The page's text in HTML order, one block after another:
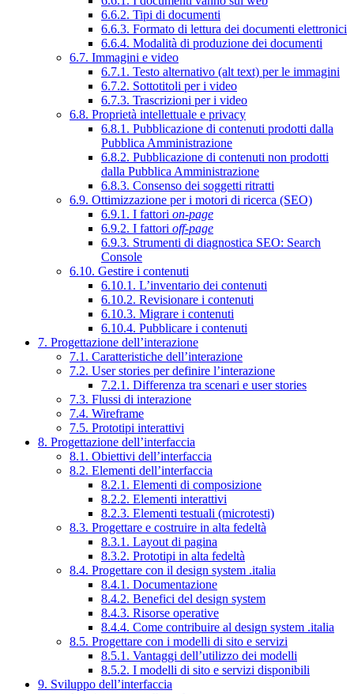
6.6.2. Tipi di documenti
6.6.3. Formato di lettura dei documenti elettronici
6.6.4. Modalità di produzione dei documenti
6.7. Immagini e video
6.7.1. Testo alternativo (alt text) per le immagini
6.7.2. Sottotitoli per i video
6.7.3. Trascrizioni per i video
6.8. Proprietà intellettuale e privacy
6.8.1. Pubblicazione di contenuti prodotti dalla
Pubblica Amministrazione
6.8.2. Pubblicazione di contenuti non prodotti
dalla Pubblica Amministrazione
6.8.3. Consenso dei soggetti ritratti
6.9. Ottimizzazione per i motori di ricerca (SEO)
6.9.1. I fattori on-page
6.9.2. I fattori off-page
6.9.3. Strumenti di diagnostica SEO: Search
Console
6.10. Gestire i contenuti
6.10.1. L’inventario dei contenuti
6.10.2. Revisionare i contenuti
6.10.3. Migrare i contenuti
6.10.4. Pubblicare i contenuti
7. Progettazione dell’interazione
7.1. Caratteristiche dell’interazione
7.2. User stories per definire l’interazione
7.2.1. Differenza tra scenari e user stories
7.3. Flussi di interazione
7.4. Wireframe
7.5. Prototipi interattivi
8. Progettazione dell’interfaccia
8.1. Obiettivi dell’interfaccia
8.2. Elementi dell’interfaccia
8.2.1. Elementi di composizione
8.2.2. Elementi interattivi
8.2.3. Elementi testuali (microtesti)
8.3. Progettare e costruire in alta fedeltà
8.3.1. Layout di pagina
8.3.2. Prototipi in alta fedeltà
8.4. Progettare con il design system .italia
8.4.1. Documentazione
8.4.2. Benefici del design system
8.4.3. Risorse operative
8.4.4. Come contribuire al design system .italia
8.5. Progettare con i modelli di sito e servizi
8.5.1. Vantaggi dell’utilizzo dei modelli
8.5.2. I modelli di sito e servizi disponibili
9. Sviluppo dell’interfaccia